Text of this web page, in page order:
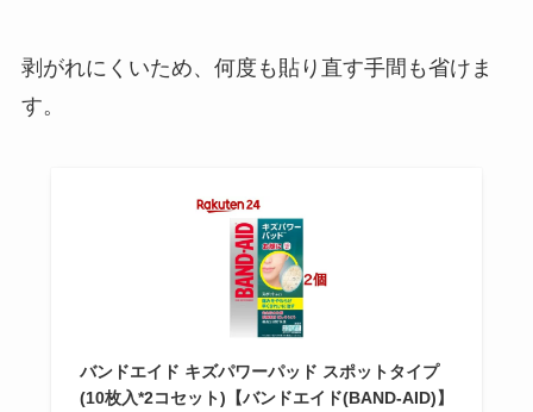
剥がれにくいため、何度も貼り直す手間も省けま
す。
バンドエイド キズパワーパッド スポットタイプ
(10枚入*2コセット)【バンドエイド(BAND-AID)】